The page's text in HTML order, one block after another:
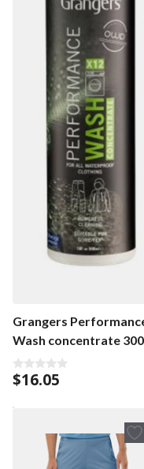
Grangers
Wash concentrate
0
o
t
$16.05